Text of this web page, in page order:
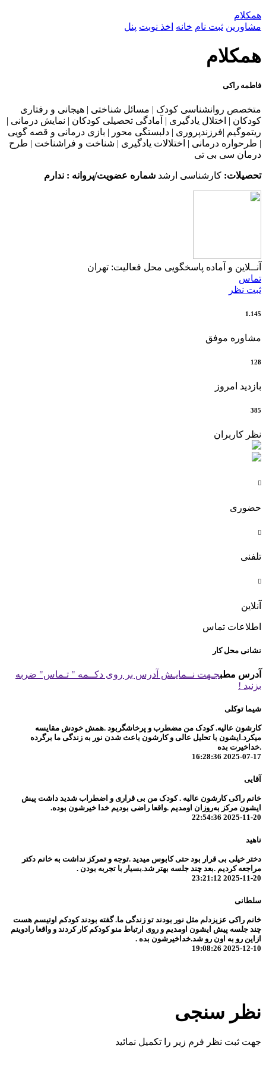
همکلام
مشاورین ثبت نام خانه اخذ نوبت پنل
همکلام
فاطمه راکی
متخصص روانشناسی کودک | مسائل شناختی | هیجانی و رفتاری
کودکان | اختلال یادگیری | آمادگی تحصیلی کودکان | نمایش درمانی |
ریتموگیم |فرزندپروری | دلبستگی محور | بازی درمانی و قصه گویی
| طرحواره درمانی | اختلالات یادگیری | شناخت و فراشناخت | طرح
درمان سی بی تی
تحصیلات: کارشناسی ارشد شماره عضویت/پروانه : ندارم
آنــلاین و آماده پاسخگویی محل فعالیت: تهران
تماس
ثبت نظر
1.145
مشاوره موفق
128
بازدید امروز
385
نظر کاربران

حضوری

تلفنی

آنلاین
اطلاعات تماس
نشانی محل کار
آدرس مطبجـهت نــمایـش آدرس بر روی دکــمه " تـماس" ضربه
بزنید !
شیما توکلی
کارشون عالیه. کودک من مضطرب و پرخاشگربود .همش خودش مقایسه
میکرد.ایشون با تحلیل عالی و کارشون باعث شدن نور به زندگی ما برگرده
.خداخیرت بده
2025-07-17 16:28:36
آقایی
خانم راکی کارشون عالیه . کودک من بی قراری و اضطراب شدید داشت پیش
ایشون مرکز به‌روزان اومدیم‌ .واقعا راضی بودیم خدا خیرشون بوده.
2025-11-20 22:54:36
ناهید
دختر خیلی بی قرار بود حتی کابوس میدید .توجه و تمرکز نداشت به خانم دکتر
مراجعه کردیم .بعد چند جلسه بهتر شد.بسیار با تجربه بودن .
2025-11-20 23:21:12
سلطانی
خانم راکی عزیزدلم مثل نور بودند تو زندگی ما. گفته بودند کودکم اوتیسم هست
چند جلسه پیش ایشون اومدیم و روی ارتباط منو کودکم کار کردند و واقعا رادوینم
ازاین رو به اون رو شد.خداخیرشون بده .
2025-12-10 19:08:26
نظر سنجی
جهت ثبت نظر فرم زیر را تکمیل نمائید